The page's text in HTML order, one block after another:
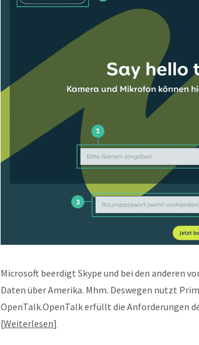
Microsoft beerdigt Skype und bei den anderen
Daten über Amerika. Mhm. Deswegen nutzt
OpenTalk.OpenTalk erfüllt die Anforderungen
Weiterlesen